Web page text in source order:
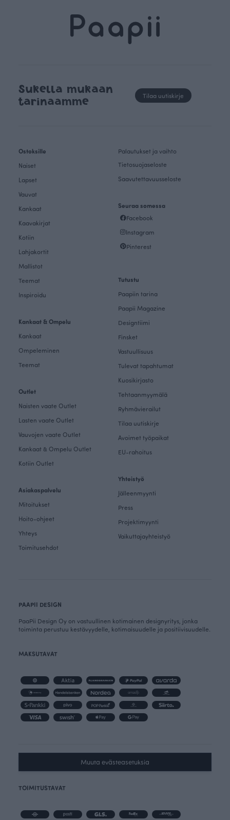
Sukella mukaan
tarinaamme
Tilaa uutiskirje
Ostoksille
Naiset
Lapset
Vauvat
Kankaat
Kaavakirjat
Kotiin
Lahjakortit
Mallistot
Teemat
Inspiroidu
Kankaat & Ompelu
Kankaat
Ompeleminen
Teemat
Outlet
Naisten vaate Outlet
Lasten vaate Outlet
Vauvojen vaate Outlet
Kankaat & Ompelu Outlet
Kotiin Outlet
Asiakaspalvelu
Mitoitukset
Hoito-ohjeet
Yhteys
Toimitusehdot
Palautukset ja vaihto
Tietosuojaseloste
Saavutettavuusseloste
Seuraa somessa
Facebook
Instagram
Pinterest
Tutustu
Paapiin tarina
Paapii Magazine
Designtiimi
Finsket
Vastuullisuus
Tulevat tapahtumat
Kuosikirjasto
Tehtaanmyymälä
Ryhmävierailut
Tilaa uutiskirje
Avoimet työpaikat
EU-rahoitus
Yhteistyö
Jälleenmyynti
Press
Projektimyynti
Vaikuttajayhteistyö
PAAPII DESIGN
PaaPii Design Oy on vastuullinen kotimainen designyritys, jonka
toiminta perustuu kestävyydelle, kotimaisuudelle ja positiivisuudelle.
MAKSUTAVAT
Muuta evästeasetuksia
TOIMITUSTAVAT